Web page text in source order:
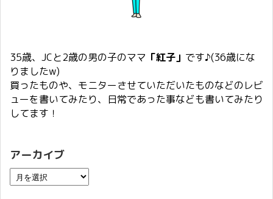
35歳、JCと2歳の男の子のママ 「紅子」 です♪(36歳にな
りましたw)
買ったものや、モニターさせていただいたものなどのレビ
ューを書いてみたり、日常であった事なども書いてみたり
してます！
アーカイブ